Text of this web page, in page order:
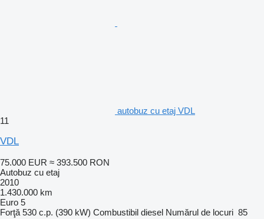
autobuz cu etaj VDL
11
VDL
75.000 EUR ≈ 393.500 RON
Autobuz cu etaj
2010
1.430.000 km
Euro 5
Forţă 530 c.p. (390 kW) Combustibil diesel Numărul de locuri 85